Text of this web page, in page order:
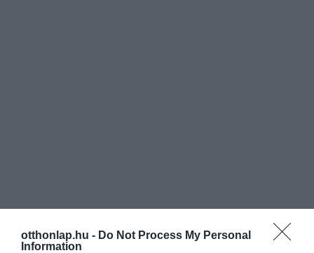
otthonlap.hu - Do Not Process My Personal
Information